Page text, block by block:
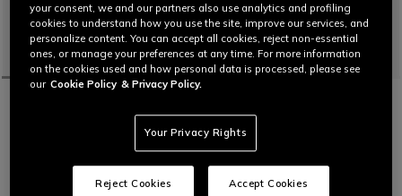
TRENTO D-DRY THERMAL GLOVES
Gants d'hiver certifiés avec membrane imperméable D-Dry®
articulations. Modèle idéal pour les trajets de courte/moyenne
Lire plus
your consent, we and our partners also use analytics and profiling
cookies to understand how you use the site, improve our services, and
personalize content. You can accept all cookies, reject non-essential
ones, or manage your preferences at any time. For more information
on the cookies used and how personal data is processed, please see
our Cookie Policy & Privacy Policy.
Your Privacy Rights
Reject Cookies Accept Cookies